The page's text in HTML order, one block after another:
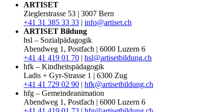
ARTISET
Zieglerstrasse 53 | 3007 Bern
+41 31 385 33 33 | info@artiset.ch
ARTISET Bildung
hsl – Sozialpädagogik
Abendweg 1, Postfach | 6000 Luzern 6
+41 41 419 01 70 | hsl@artisetbildung.ch
hfk – Kindheitspädagogik
Ladis + Gyr-Strasse 1 | 6300 Zug
+41 41 729 02 90 | hfk@artisetbildung.ch
hfg – Gemeindeanimation
Abendweg 1, Postfach | 6000 Luzern 6